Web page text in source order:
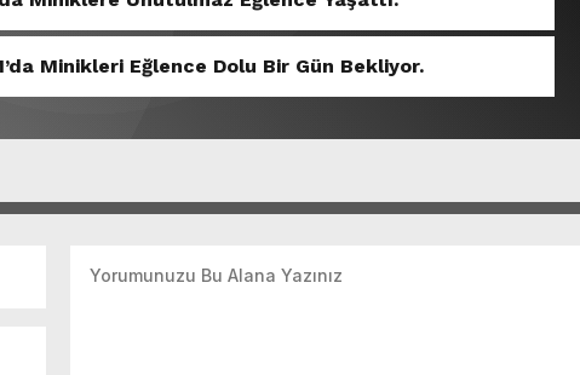
Minikleri Eğlence Dolu Bir Gün Bekliyor.